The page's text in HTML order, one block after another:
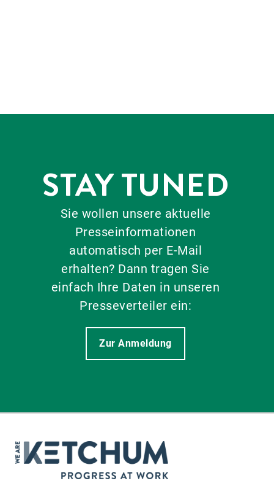
STAY TUNED
Sie wollen unsere aktuelle
Presseinformationen
automatisch per E-Mail
erhalten? Dann tragen Sie
einfach Ihre Daten in unseren
Presseverteiler ein:
Zur Anmeldung